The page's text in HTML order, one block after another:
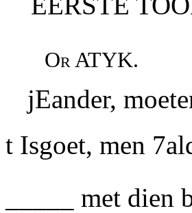
Or ATYK.
jEander,
t Isgoet, men
___ met dien